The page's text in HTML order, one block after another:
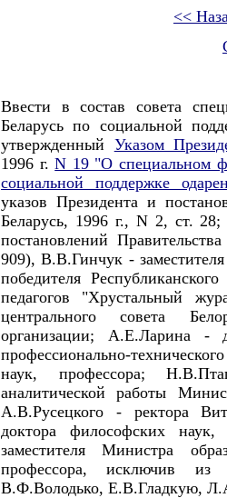
<<
Ввести в состав совета
Беларусь по социальной
утвержденный Указом
1996 г.N 19 "О специальном
социальной поддержке
указов Президента и
Беларусь, 1996 г., N 2, ст.
постановлений
909), В.В.Гинчук -
победителя
педагогов "Хрустальный
центрального совета
организации; А.Е.Ларина -
профессионально-
наук, профессора;
аналитической работы
А.В.Русецкого - ректора
доктора философских
заместителя Министра
профессора, исключив из
В.Ф.Володько, Е.В.Гладкую,